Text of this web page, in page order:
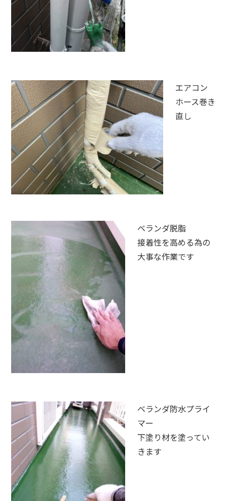
エアコン
ホース巻き
直し
ベランダ脱脂
接着性を高める為の
大事な作業です
ベランダ防水プライ
マー
下塗り材を塗ってい
きます